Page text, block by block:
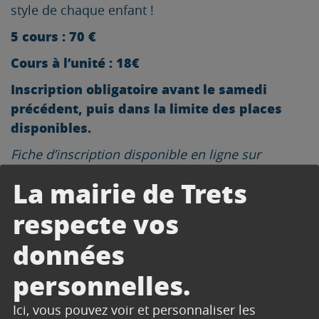
La mairie de Trets
respecte vos
données
personnelles.
Ici, vous pouvez voir et personnaliser les
style de chaque enfant !
5 cours : 70 €
Cours à l’unité : 18€
Inscription obligatoire avant le samedi
précédent, puis dans la limite des places
disponibles.
Fiche d’inscription disponible en ligne sur
ATELIER DANSE Z.A La Burlière 13530 TRETS
atelierdanse.net
06.52.48.35.71
atelierdanse13@gmail.com